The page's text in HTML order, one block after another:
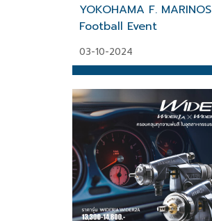
YOKOHAMA F. MARINOS
Football Event
03-10-2024